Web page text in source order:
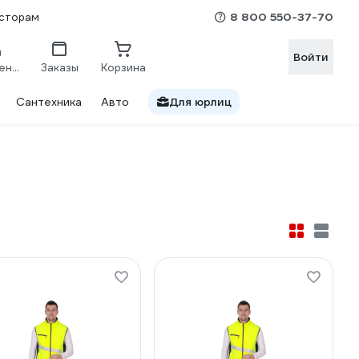
8 800 550-37-70
Сравнение Заказы Корзина
Войти
Сантехника Авто Для юрлиц